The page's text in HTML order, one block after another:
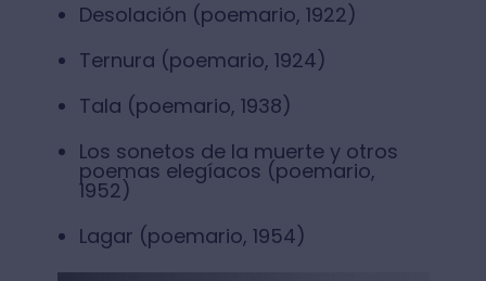
Desolación (poemario, 1922)
Ternura (poemario, 1924)
Tala (poemario, 1938)
Los sonetos de la muerte y otros
poemas elegíacos (poemario,
1952)
Lagar (poemario, 1954)